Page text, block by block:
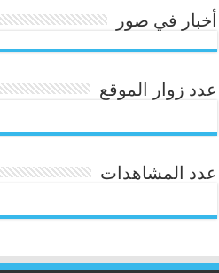
أخبار في صور
عدد زوار الموقع
عدد المشاهدات